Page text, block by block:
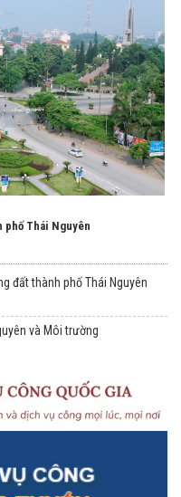
phố Thái Nguyên
đất thành phố Thái Nguyên
và Môi trường